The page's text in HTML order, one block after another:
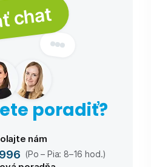
chat
poradiť?
nám
(Po – Pia: 8–16 hod.)